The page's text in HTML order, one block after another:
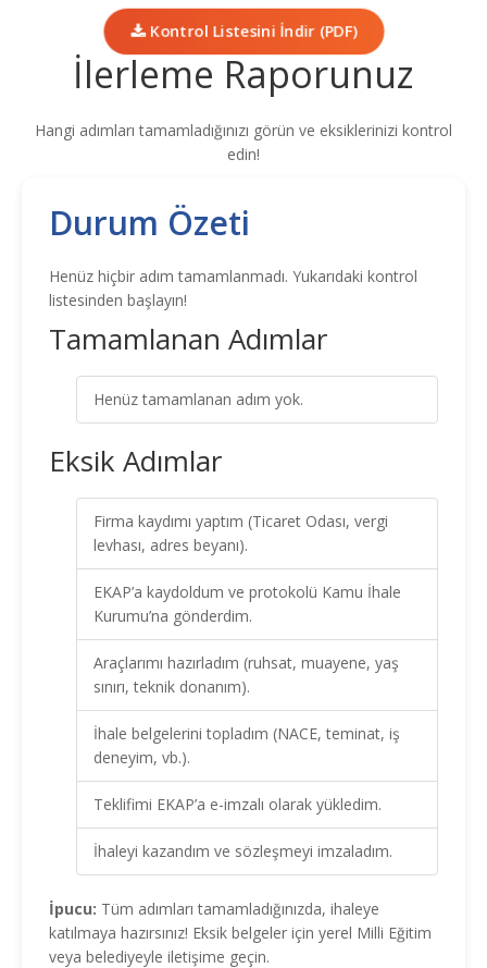
Kontrol Listesini İndir (PDF)
İlerleme Raporunuz
Hangi adımları tamamladığınızı görün ve eksiklerinizi kontrol
edin!
Durum Özeti
Henüz hiçbir adım tamamlanmadı. Yukarıdaki kontrol
listesinden başlayın!
Tamamlanan Adımlar
Henüz tamamlanan adım yok.
Eksik Adımlar
Firma kaydımı yaptım (Ticaret Odası, vergi
levhası, adres beyanı).
EKAP’a kaydoldum ve protokolü Kamu İhale
Kurumu’na gönderdim.
Araçlarımı hazırladım (ruhsat, muayene, yaş
sınırı, teknik donanım).
İhale belgelerini topladım (NACE, teminat, iş
deneyim, vb.).
Teklifimi EKAP’a e-imzalı olarak yükledim.
İhaleyi kazandım ve sözleşmeyi imzaladım.
İpucu: Tüm adımları tamamladığınızda, ihaleye
katılmaya hazırsınız! Eksik belgeler için yerel Milli Eğitim
veya belediyeyle iletişime geçin.